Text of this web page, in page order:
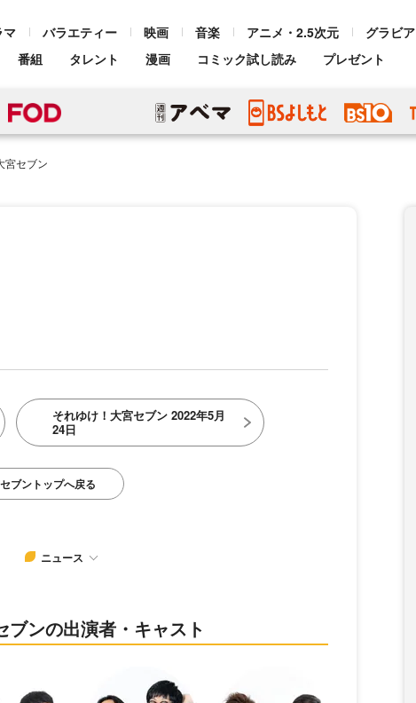
マ バラエティー 映画 音楽 アニメ・2.5次元 グラビア
番組 タレント 漫画 コミック試し読み プレゼント
宮セブン
それゆけ！大宮セブン 2022年5月
24日
ブントップへ戻る
ニュース
ブンの出演者・キャスト